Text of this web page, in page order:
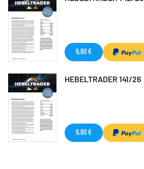
9,90 €
HEBELTRADER 141/26
9,90 €